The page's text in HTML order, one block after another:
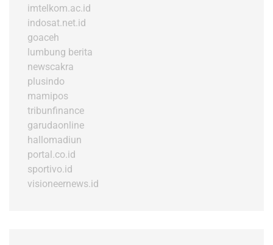
imtelkom.ac.id
indosat.net.id
goaceh
lumbung berita
newscakra
plusindo
mamipos
tribunfinance
garudaonline
hallomadiun
portal.co.id
sportivo.id
visioneernews.id